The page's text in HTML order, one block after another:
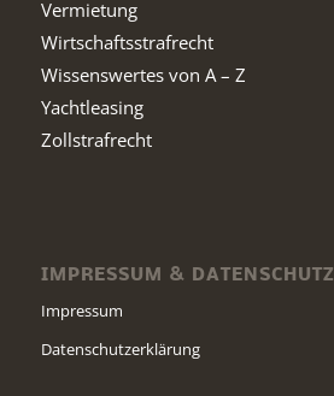
Vermietung
Wirtschaftsstrafrecht
Wissenswertes von A – Z
Yachtleasing
Zollstrafrecht
IMPRESSUM & DATENSCHUTZ
Impressum
Datenschutzerklärung